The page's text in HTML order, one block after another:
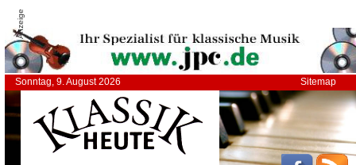
Anzeige
Sonntag, 9. August 2026 Sitemap